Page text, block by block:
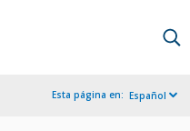
Esta página en: Español